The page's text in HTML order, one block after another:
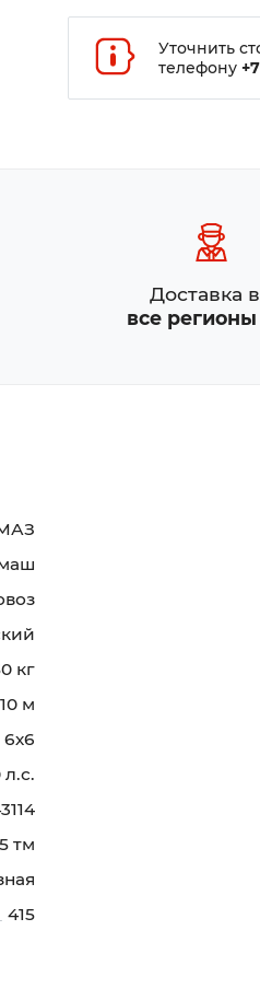
Уточнить
телефону
Доставка
все
кг
м
6х6
л.с.
тм
415